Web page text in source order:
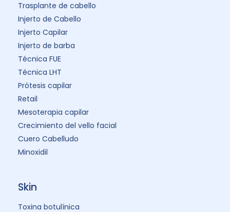
Trasplante de cabello
Injerto de Cabello
Injerto Capilar
Injerto de barba
Técnica FUE
Técnica LHT
Prótesis capilar
Retail
Mesoterapia capilar
Crecimiento del vello facial
Cuero Cabelludo
Minoxidil
Skin
Toxina botulínica